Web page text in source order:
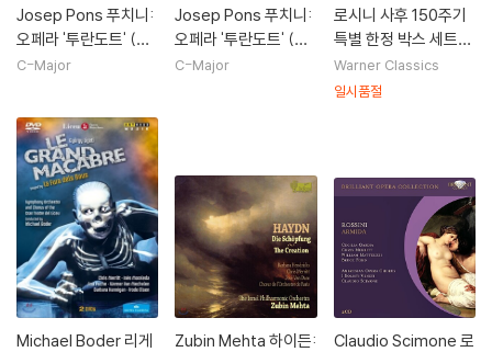
Josep Pons 푸치니:
오페라 '투란도트' (Pu
ccini: Turandot)
C-Major
Josep Pons 푸치니:
오페라 '투란도트' (Pu
ccini: Turandot)
C-Major
로시니 사후 150주기
특별 한정 박스 세트
(Rossini 150th anni
versary Special Edi
Warner Classics
일시품절
Michael Boder 리게
Zubin Mehta 하이든:
Claudio Scimone 로